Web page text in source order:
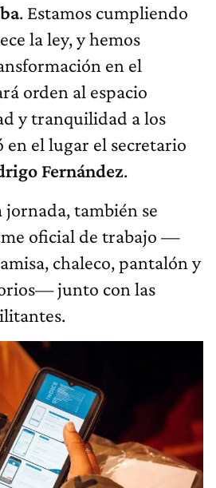
. Estamos cumpliendo
la ley, y hemos
en el
orden al espacio
y tranquilidad a los
en el lugar el secretario
Fernández.
jornada, también se
oficial de trabajo —
chaleco, pantalón y
junto con las